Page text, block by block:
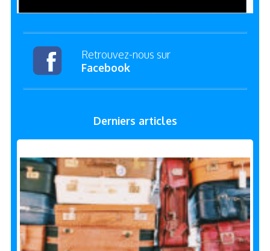
Retrouvez-nous sur
Facebook
Derniers articles